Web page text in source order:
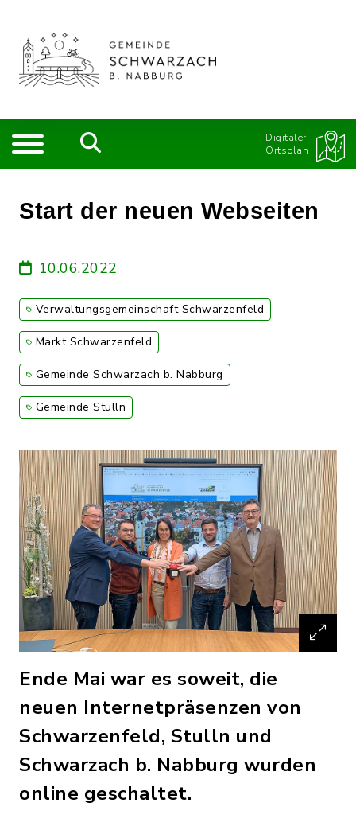
Digitaler
Ortsplan
Start der neuen Webseiten
10.06.2022
Verwaltungsgemeinschaft Schwarzenfeld
Markt Schwarzenfeld
Gemeinde Schwarzach b. Nabburg
Gemeinde Stulln
Ende Mai war es soweit, die
neuen Internetpräsenzen von
Schwarzenfeld, Stulln und
Schwarzach b. Nabburg wurden
online geschaltet.